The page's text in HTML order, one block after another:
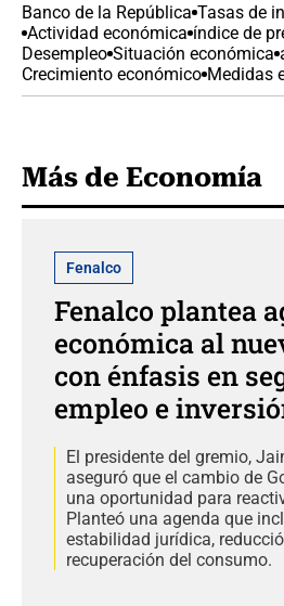
Banco de la República Tasas de
Actividad económica índice de
Desempleo Situación económica
Crecimiento económico Medidas
Más de Economía
Fenalco
Fenalco plantea
económica al
con énfasis en
empleo e
El presidente del gremio,
aseguró que el cambio de
una oportunidad para
Planteó una agenda que
estabilidad jurídica,
recuperación del consumo.